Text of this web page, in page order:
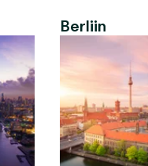
Berliin